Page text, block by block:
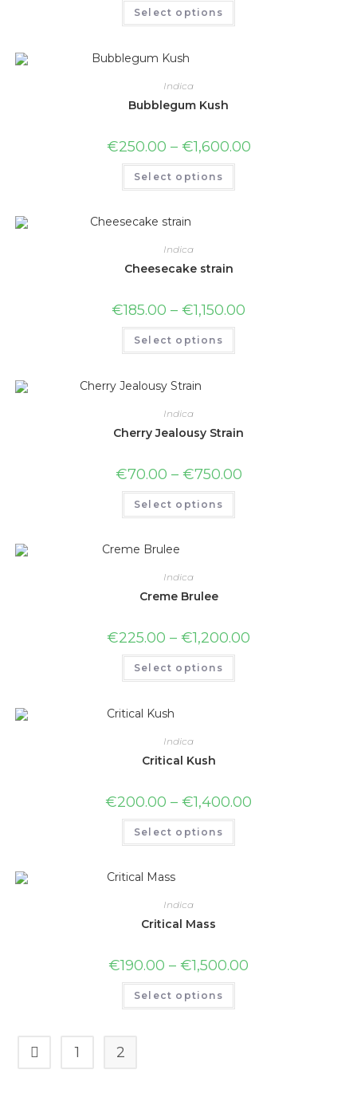
Select options
Indica
Bubblegum Kush
€250.00 – €1,600.00
Select options
Indica
Cheesecake strain
€185.00 – €1,150.00
Select options
Indica
Cherry Jealousy Strain
€70.00 – €750.00
Select options
Indica
Creme Brulee
€225.00 – €1,200.00
Select options
Indica
Critical Kush
€200.00 – €1,400.00
Select options
Indica
Critical Mass
€190.00 – €1,500.00
Select options
1 2